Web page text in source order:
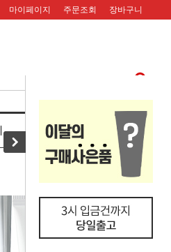
마이페이지 주문조회 장바구니
리뷰